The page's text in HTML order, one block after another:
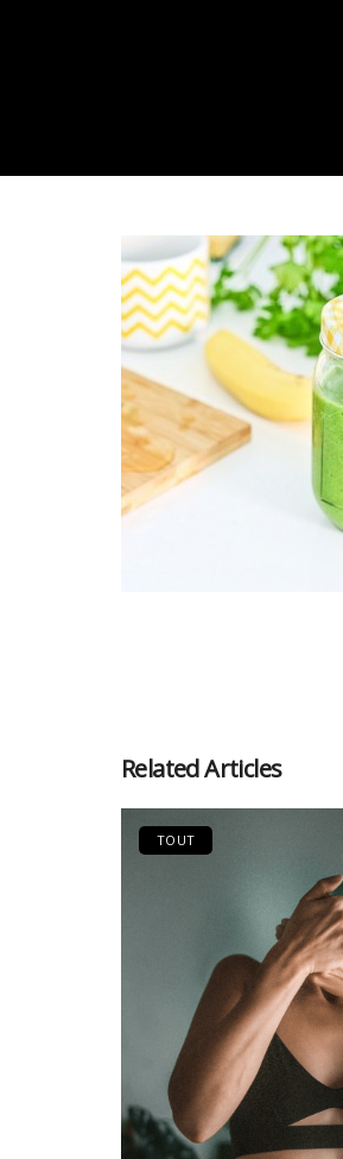
Related Articles
TOUT